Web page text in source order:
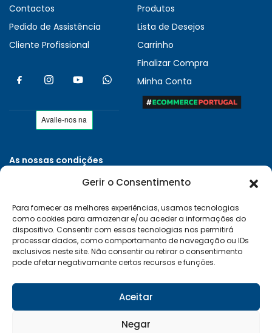
Gerir o Consentimento
Para fornecer as melhores experiências, usamos tecnologias
como cookies para armazenar e/ou aceder a informações do
dispositivo. Consentir com essas tecnologias nos permitirá
processar dados, como comportamento de navegação ou IDs
exclusivos neste site. Não consentir ou retirar o consentimento
pode afetar negativamante certos recursos e funções.
Aceitar
Negar
Contactos
Pedido de Assistência
Cliente Profissional
Produtos
Lista de Desejos
Carrinho
Finalizar Compra
Minha Conta
As nossas condições
Entregas e Devoluções
Livro de Reclamações
RAL e RLL
Klarna FAQ
Sequra
Desenvolvido por:Vítor Carneiro